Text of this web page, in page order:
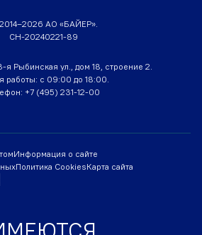
АО «БАЙЕР».
CH-20240221-89
я Рыбинская ул., дом 18, строение 2.
работы: с 09:00 до 18:00.
+7 (495) 231-12-00
Информация о сайте
Политика CookiesКарта сайта